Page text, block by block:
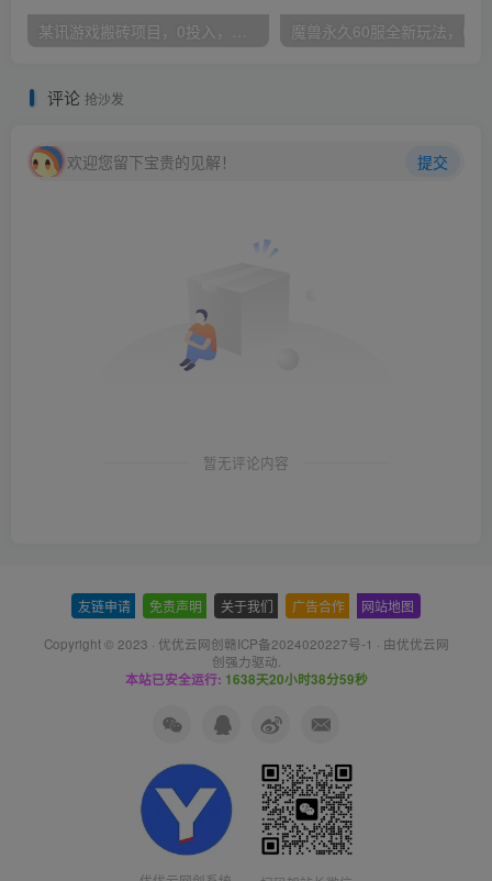
某讯游戏搬砖项目，0投入，可以挂机，轻松上手,月入3000+上不封顶
评论 抢沙发
欢迎您留下宝贵的见解！ 提交
暂无评论内容
友链申请 免责声明 关于我们 广告合作 网站地图
Copyright © 2023 · 优优云网创赣ICP备2024020227号-1 · 由优优云网
创强力驱动.
本站已安全运行: 1638天20小时39分0秒